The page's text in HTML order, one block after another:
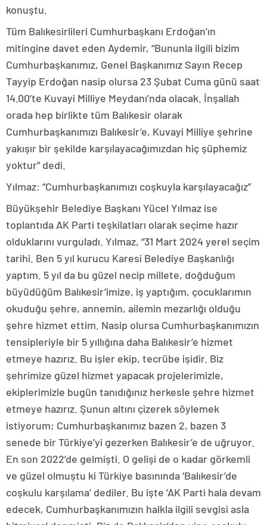
konuştu.
Tüm Balıkesirlileri Cumhurbaşkanı Erdoğan’ın
mitingine davet eden Aydemir, “Bununla ilgili bizim
Cumhurbaşkanımız, Genel Başkanımız Sayın Recep
Tayyip Erdoğan nasip olursa 23 Şubat Cuma günü saat
14.00’te Kuvayi Milliye Meydanı’nda olacak. İnşallah
orada hep birlikte tüm Balıkesir olarak
Cumhurbaşkanımızı Balıkesir’e, Kuvayi Milliye şehrine
yakışır bir şekilde karşılayacağımızdan hiç şüphemiz
yoktur” dedi.
Yılmaz: “Cumhurbaşkanımızı coşkuyla karşılayacağız”
Büyükşehir Belediye Başkanı Yücel Yılmaz ise
toplantıda AK Parti teşkilatları olarak seçime hazır
olduklarını vurguladı. Yılmaz, “31 Mart 2024 yerel seçim
tarihi. Ben 5 yıl kurucu Karesi Belediye Başkanlığı
yaptım. 5 yıl da bu güzel necip millete, doğduğum
büyüdüğüm Balıkesir’imize, iş yaptığım, çocuklarımın
okuduğu şehre, annemin, ailemin mezarlığı olduğu
şehre hizmet ettim. Nasip olursa Cumhurbaşkanımızın
tensipleriyle bir 5 yıllığına daha Balıkesir’e hizmet
etmeye hazırız. Bu işler ekip, tecrübe işidir. Biz
şehrimize güzel hizmet yapacak projelerimizle,
ekiplerimizle bugün tanıdığınız herkesle şehre hizmet
etmeye hazırız. Şunun altını çizerek söylemek
istiyorum; Cumhurbaşkanımız bazen 2, bazen 3
senede bir Türkiye’yi gezerken Balıkesir’e de uğruyor.
En son 2022’de gelmişti. O gelişi de o kadar görkemli
ve güzel olmuştu ki Türkiye basınında ‘Balıkesir’de
coşkulu karşılama’ dediler. Bu işte ‘AK Parti hala devam
edecek, Cumhurbaşkanımızın halkla ilgili sevgisi asla